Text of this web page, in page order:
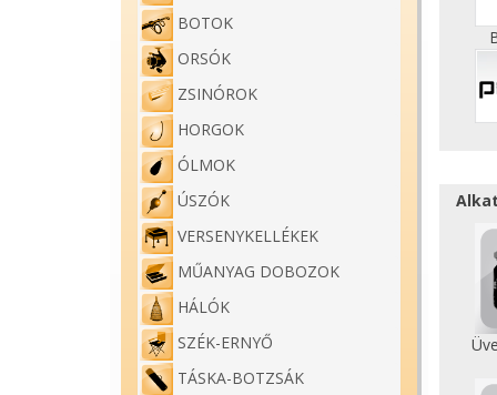
BOTOK
ORSÓK
ZSINÓROK
HORGOK
ÓLMOK
ÚSZÓK
VERSENYKELLÉKEK
MŰANYAG DOBOZOK
HÁLÓK
SZÉK-ERNYŐ
TÁSKA-BOTZSÁK